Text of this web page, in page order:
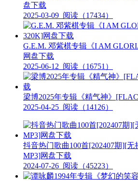
盘下载
2025-03-09 阅读（17434）
G.E.M. 邓紫棋专辑《I AM
网盘下载
2025-06-12 阅读（16751）
梁博2025年专辑《精气神》
2025-04-25 阅读（14126）
抖音热门歌曲100首[202407期][无
MP3]网盘下载
2024-07-26 阅读（45223）